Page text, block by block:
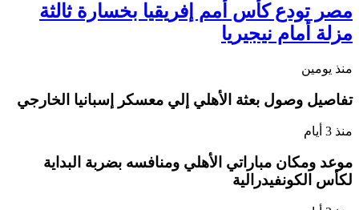
مصر تودع كأس أمم إفريقيا بخسارة ثالثة
مزلة أمام نيجيريا
منذ يومين
تفاصيل وصول بعثة الأهلي إلي معسكر إسبانيا الخارجي
منذ 3 أيام
موعد ومكان مباراتي الأهلي ومنافسه بضربة البداية
لكأس الكونفيدرالية